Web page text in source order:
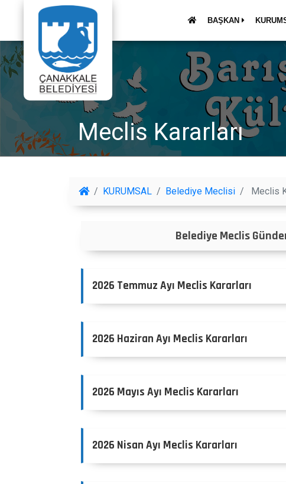
BAŞKAN
Meclis Kararları
KURUMSAL Belediye Meclisi Meclis
Belediye Meclis
2026 Temmuz Ayı Meclis Kararları
2026 Haziran Ayı Meclis Kararları
2026 Mayıs Ayı Meclis Kararları
2026 Nisan Ayı Meclis Kararları